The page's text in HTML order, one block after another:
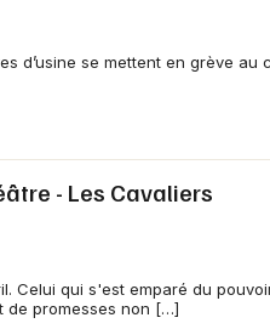
Choisir mes
d’usine se mettent en grève au
- Les Cavaliers
Celui qui s'est emparé du
de promesses non […]